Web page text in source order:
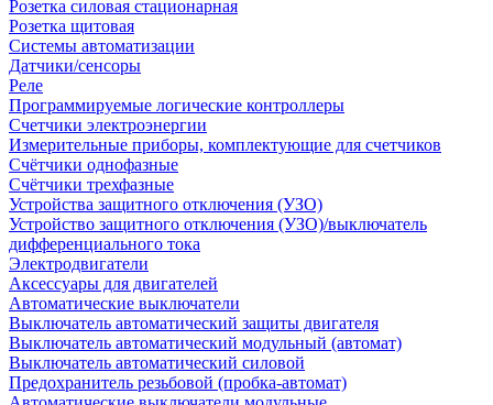
Розетка силовая стационарная
Розетка щитовая
Системы автоматизации
Датчики/сенсоры
Реле
Программируемые логические контроллеры
Счетчики электроэнергии
Измерительные приборы, комплектующие для счетчиков
Счётчики однофазные
Счётчики трехфазные
Устройства защитного отключения (УЗО)
Устройство защитного отключения (УЗО)/выключатель
дифференциального тока
Электродвигатели
Аксессуары для двигателей
Автоматические выключатели
Выключатель автоматический защиты двигателя
Выключатель автоматический модульный (автомат)
Выключатель автоматический силовой
Предохранитель резьбовой (пробка-автомат)